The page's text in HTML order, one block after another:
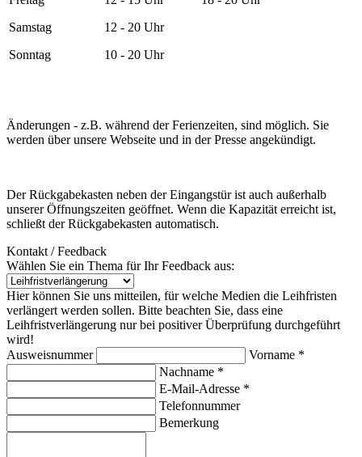
Samstag
Sonntag
12 - 20 Uhr
10 - 20 Uhr
Änderungen - z.B. während der Ferienzeiten, sind möglich. Sie
werden über unsere Webseite und in der Presse angekündigt.
Der Rückgabekasten neben der Eingangstür ist auch außerhalb
unserer Öffnungszeiten geöffnet. Wenn die Kapazität erreicht ist,
schließt der Rückgabekasten automatisch.
Kontakt / Feedback
Wählen Sie ein Thema für Ihr Feedback aus:
Hier können Sie uns mitteilen, für welche Medien die Leihfristen
verlängert werden sollen. Bitte beachten Sie, dass eine
Leihfristverlängerung nur bei positiver Überprüfung durchgeführt
wird!
Ausweisnummer
Vorname *
Nachname *
E-Mail-Adresse *
Telefonnummer
Bemerkung